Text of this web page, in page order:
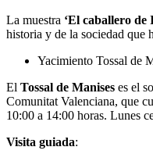
La muestra ‘El caballero de
historia y de la sociedad que
Yacimiento Tossal de
El Tossal de Manises es el
Comunitat Valenciana, que
10:00 a 14:00 horas. Lunes
Visita guiada: